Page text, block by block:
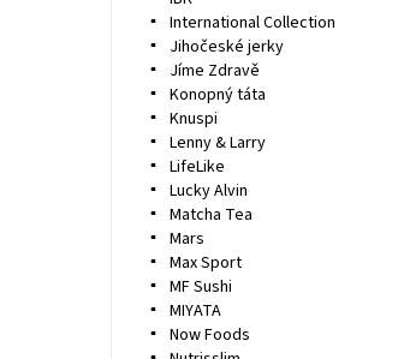
International Collection
Jihočeské jerky
Jíme Zdravě
Konopný táta
Knuspi
Lenny & Larry
LifeLike
Lucky Alvin
Matcha Tea
Mars
Max Sport
MF Sushi
MIYATA
Now Foods